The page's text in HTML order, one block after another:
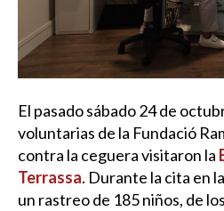
El pasado sábado 24 de
voluntarias de la Fundació
contra la ceguera visitaron la
Terrassa. Durante la cita en
un rastreo de 185 niños, de